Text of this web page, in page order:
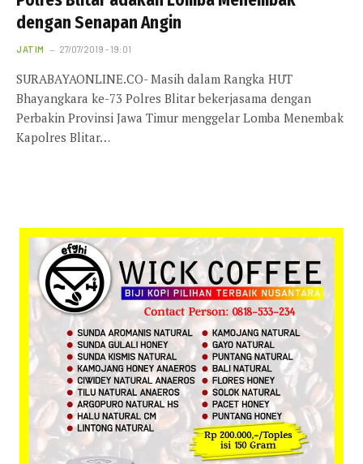
dengan Senapan Angin
JATIM 27/07/2019 - 19:01
SURABAYAONLINE.CO- Masih dalam Rangka HUT
Bhayangkara ke-73 Polres Blitar bekerjasama dengan
Perbakin Provinsi Jawa Timur menggelar Lomba Menembak
Kapolres Blitar…